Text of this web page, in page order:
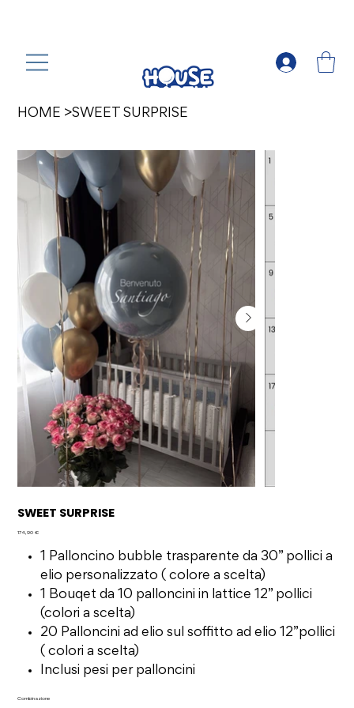
HOME >SWEET SURPRISE
SWEET SURPRISE
Prezzo
174,90 €
1 Palloncino bubble trasparente da 30” pollici a
elio personalizzato ( colore a scelta)
1 Bouqet da 10 palloncini in lattice 12” pollici
(colori a scelta)
20 Palloncini ad elio sul soffitto ad elio 12”pollici
( colori a scelta)
Inclusi pesi per palloncini
Combinazione